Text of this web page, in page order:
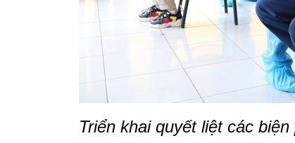
Triển khai quyết liệt các